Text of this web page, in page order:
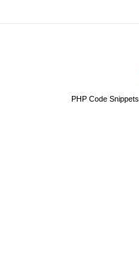
PHP Code Snippets